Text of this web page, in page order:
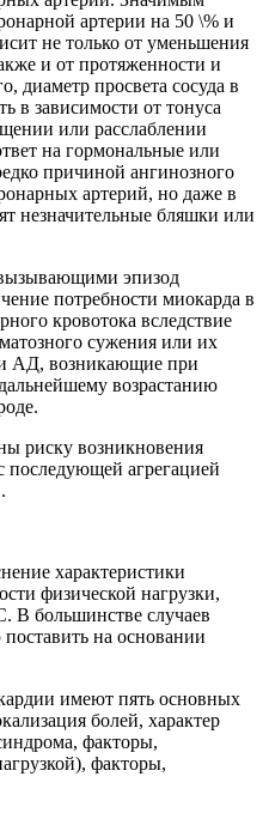
артерии на 50 \% и
не только от уменьшения
и от протяженности и
диаметр просвета сосуда в
в зависимости от тонуса
или расслаблении
на гормональные или
причиной ангинозного
артерий, но даже в
незначительные бляшки или
эпизод
потребности миокарда в
кровотока вследствие
сужения или их
АД, возникающие при
возрастанию
риску возникновения
агрегацией
характеристики
физической нагрузки,
В большинстве случаев
на основании
имеют пять основных
болей, характер
факторы,
факторы,